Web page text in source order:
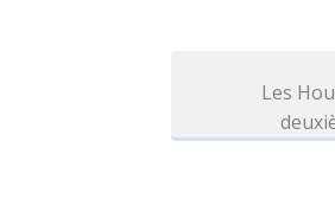
Les